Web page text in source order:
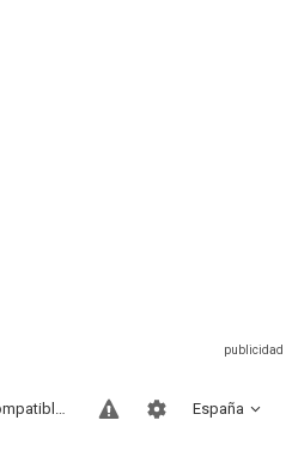
España
Sitios compatibles